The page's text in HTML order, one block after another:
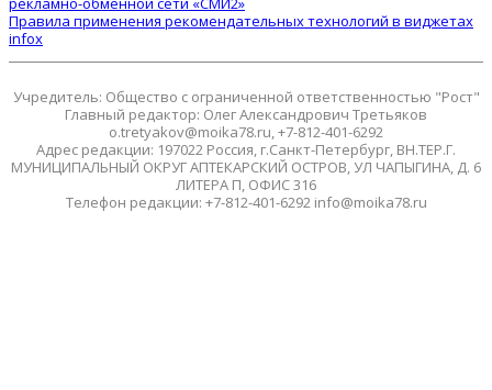
Правила применения рекомендательных технологий в виджетах
infox
Учредитель: Общество с ограниченной ответственностью "Рост"
Главный редактор: Олег Александрович Третьяков
o.tretyakov@moika78.ru, +7-812-401-6292
Адрес редакции: 197022 Россия, г.Санкт-Петербург, ВН.ТЕР.Г.
МУНИЦИПАЛЬНЫЙ ОКРУГ АПТЕКАРСКИЙ ОСТРОВ, УЛ ЧАПЫГИНА, Д. 6
ЛИТЕРА П, ОФИС 316
Телефон редакции: +7-812-401-6292 info@moika78.ru